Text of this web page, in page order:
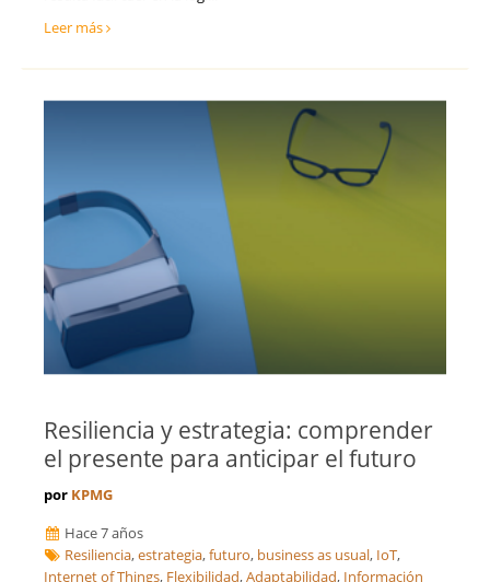
Teruel
Tecnología, Software e IA
Ventas y Comercial
Leer más
Resiliencia y estrategia: comprender
el presente para anticipar el futuro
por KPMG
Hace 7 años
Resiliencia,estrategia,futuro, business as usual, IoT,
Internet of Things, Flexibilidad,Adaptabilidad, Información